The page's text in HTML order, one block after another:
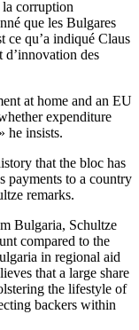
la corruption
que les Bulgares
ce qu’a indiqué Claus
d’innovation des
at home and an EU
expenditure
he insists.
that the bloc has
payments to a country
remarks.
Bulgaria, Schultze
compared to the
in regional aid
that a large share
the lifestyle of
backers within